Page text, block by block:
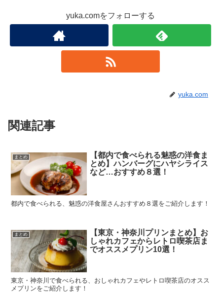
yuka.comをフォローする
yuka.com
関連記事
まとめ
【都内で食べられる魅惑の洋食ま
とめ】ハンバーグにハヤシライス
など…おすすめ８選！
都内で食べられる、魅惑の洋食屋さんおすすめ８選をご紹介します！
まとめ
【東京・神奈川プリンまとめ】お
しゃれカフェからレトロ喫茶店ま
でオススメプリン10選！
東京・神奈川で食べられる、おしゃれカフェやレトロ喫茶店のオスス
メプリンをご紹介します！